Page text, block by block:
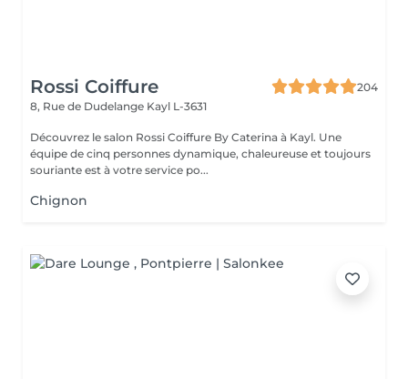
Rossi Coiffure
204
8, Rue de Dudelange Kayl L-3631
Découvrez le salon Rossi Coiffure By Caterina à Kayl. Une
équipe de cinq personnes dynamique, chaleureuse et toujours
souriante est à votre service po...
Chignon